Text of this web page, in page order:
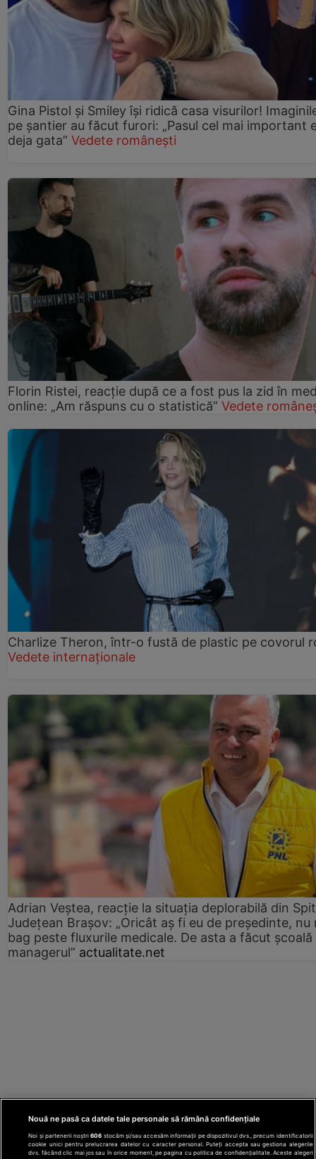
Gina Pistol și Smiley își ridică casa visurilor!
pe șantier au făcut furori: „Pasul cel mai important
deja gata” Vedete românești
Florin Ristei, reacție după ce a fost pus la zid în
online: „Am răspuns cu o statistică” Vedete
Charlize Theron, într-o fustă de plastic pe covorul
Vedete internaționale
Adrian Veștea, reacție la situația deplorabilă din
Județean Brașov: „Oricât aș fi eu de președinte, nu
bag peste fluxurile medicale. De asta a făcut școală
managerul” actualitate.net
Nouă ne pasă ca datele tale personale să rămână confidențiale
Noi și partenerii noștri606 stocăm și/sau accesăm informații pe dispozitivul dvs., precum identificatorii
cookie unici pentru prelucrarea datelor cu caracter personal. Puteți accepta sau gestiona alegerile
dvs. făcând clic mai jos sau în orice moment, pe pagina cu politica de confidențialitate. Aceste alegeri